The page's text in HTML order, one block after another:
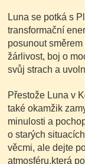
Luna se potká s
transformační
posunout
žárlivost, boj o
svůj strach a
Přestože Luna v
také okamžik
minulosti a
o starých
věcmi, ale dejte
atmosféru,která